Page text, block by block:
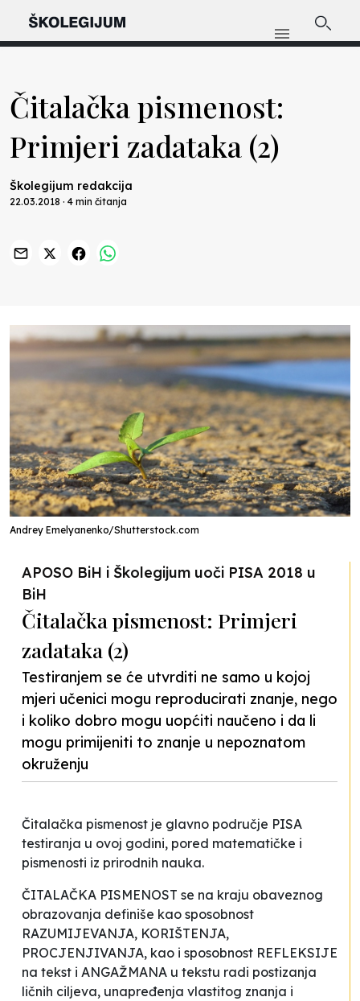
Čitalačka pismenost:
Primjeri zadataka (2)
Školegijum redakcija
22.03.2018 · 4 min čitanja
Andrey Emelyanenko/Shutterstock.com
APOSO BiH i Školegijum uoči PISA 2018 u
BiH
Čitalačka pismenost: Primjeri
zadataka (2)
Testiranjem se će utvrditi ne samo u kojoj
mjeri učenici mogu reproducirati znanje, nego
i koliko dobro mogu uopćiti naučeno i da li
mogu primijeniti to znanje u nepoznatom
okruženju
Čitalačka pismenost je glavno područje PISA
testiranja u ovoj godini, pored matematičke i
pismenosti iz prirodnih nauka.
ČITALAČKA PISMENOST se na kraju obaveznog
obrazovanja definiše kao sposobnost
RAZUMIJEVANJA, KORIŠTENJA,
PROCJENJIVANJA, kao i sposobnost REFLEKSIJE
na tekst i ANGAŽMANA u tekstu radi postizanja
ličnih ciljeva, unapređenja vlastitog znanja i